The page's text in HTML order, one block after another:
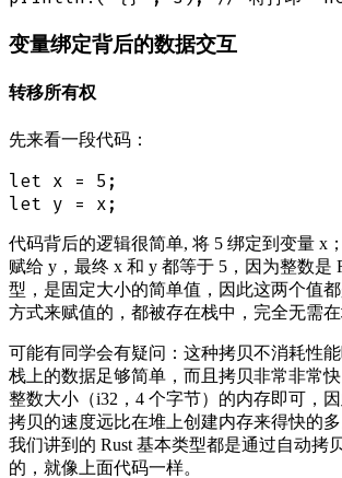
变量绑定背后的数据交互
转移所有权
先来看一段代码：
let x = 5;
代码背后的逻辑很简单, 将 5 绑定到变量 x
赋给 y，最终 x 和 y 都等于 5，因为整数是
型，是固定大小的简单值，因此这两个值
方式来赋值的，都被存在栈中，完全无需在
可能有同学会有疑问：这种拷贝不消耗性
栈上的数据足够简单，而且拷贝非常非常
整数大小（i32，4 个字节）的内存即可，
拷贝的速度远比在堆上创建内存来得快的
我们讲到的 Rust 基本类型都是通过自动拷
的，就像上面代码一样。